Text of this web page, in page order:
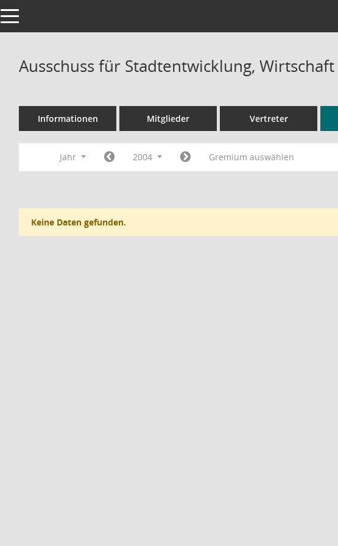
Toggle navigation
Ausschuss für Stadtentwicklung,
Informationen Mitglieder Vertreter
Jahr 2004 Gremium auswählen
Keine Daten gefunden.